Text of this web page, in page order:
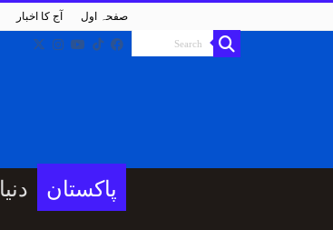
آج کا اخبار صفحہ اول
دنیا
پاکستان